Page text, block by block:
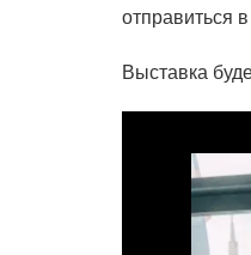
отправиться
Выставка